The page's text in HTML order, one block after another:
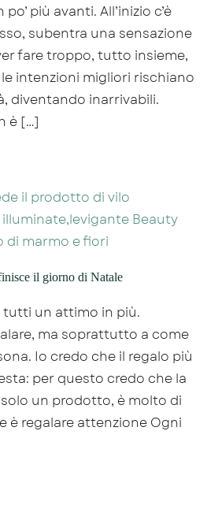
più avanti. All’inizio c’è
subentra una sensazione
fare troppo, tutto insieme,
intenzioni migliori rischiano
diventando inarrivabili.
è […]
il giorno di Natale
tutti un attimo in più.
ma soprattutto a come
Io credo che il regalo più
per questo credo che la
un prodotto, è molto di
è regalare attenzione Ogni